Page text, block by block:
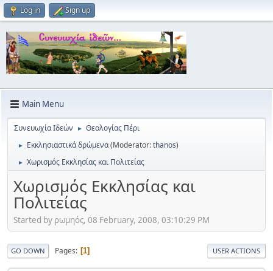
Log in Sign up
Main Menu
Συνευωχία Ιδεών ► Θεολογίας Πέρι
► Εκκλησιαστικά δρώμενα(Moderator:thanos)
► Χωρισμός Εκκλησίας και Πολιτείας
Χωρισμός Εκκλησίας και
Πολιτείας
Started by ρωμηός, 08 February, 2008, 03:10:29 PM
GO DOWN Pages 1 USER ACTIONS